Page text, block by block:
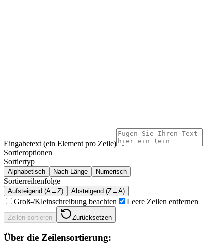
Eingabetext (ein Element pro Zeile)
Sortieroptionen
Sortiertyp
Alphabetisch Nach Länge Numerisch
Sortierreihenfolge
Aufsteigend (A→Z) Absteigend (Z→A)
Groß-/Kleinschreibung beachten Leere Zeilen entfernen
Zeilen sortieren Zurücksetzen
Über die Zeilensortierung: